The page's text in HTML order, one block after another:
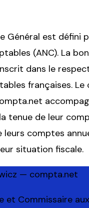
Général est défini
(ANC). La
dans le
françaises. Le
tenue de leur
leurs comptes
situation fiscale.
— compta.net
et Commissaire